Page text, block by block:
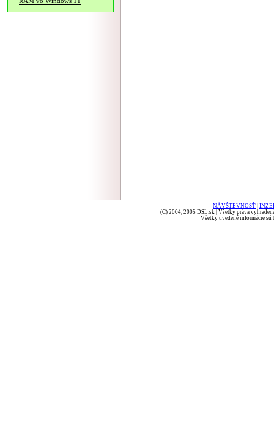
NÁVŠTEVNOSŤ
(C) 2004, 2005 DSL.sk | Všetky práva
Všetky uvedené informácie sú